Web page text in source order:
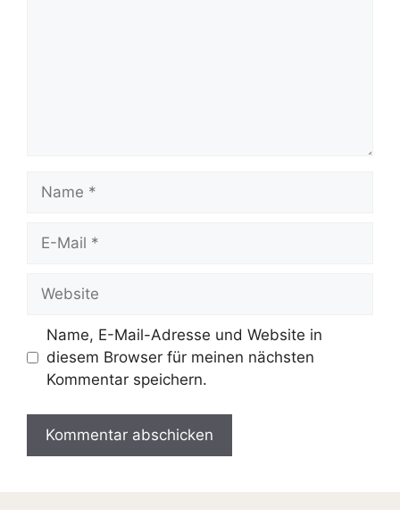
Name
Website
Name, E-Mail-Adresse und Website in
diesem Browser für meinen nächsten
Kommentar speichern.